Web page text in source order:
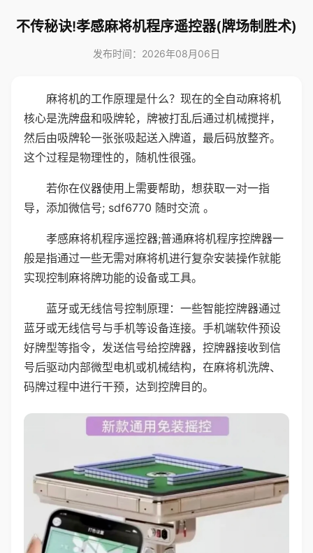
不传秘诀!孝感麻将机程序遥控器(牌场制胜术)
发布时间：2026年08月06日
麻将机的工作原理是什么？现在的全自动麻将机
核心是洗牌盘和吸牌轮，牌被打乱后通过机械搅拌，
然后由吸牌轮一张张吸起送入牌道，最后码放整齐。
这个过程是物理性的，随机性很强。
若你在仪器使用上需要帮助，想获取一对一指
导，添加微信号; sdf6770 随时交流 。
孝感麻将机程序遥控器;普通麻将机程序控牌器一
般是指通过一些无需对麻将机进行复杂安装操作就能
实现控制麻将牌功能的设备或工具。
蓝牙或无线信号控制原理：一些智能控牌器通过
蓝牙或无线信号与手机等设备连接。手机端软件预设
好牌型等指令，发送信号给控牌器，控牌器接收到信
号后驱动内部微型电机或机械结构，在麻将机洗牌、
码牌过程中进行干预，达到控牌目的。